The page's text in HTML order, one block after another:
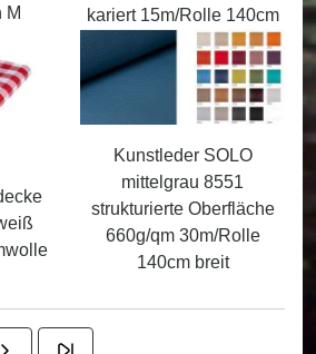
M
kariert 15m/Rolle 140cm
Kunstleder SOLO
mittelgrau 8551
strukturierte Oberfläche
660g/qm 30m/Rolle
140cm breit